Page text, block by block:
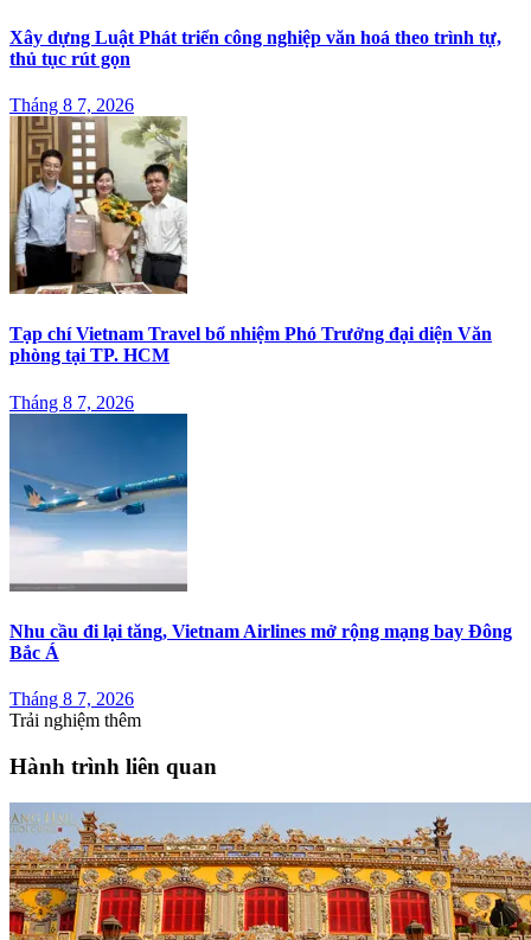
Xây dựng Luật Phát triển công nghiệp văn hoá theo trình tự,
thủ tục rút gọn
Tháng 8 7, 2026
Tạp chí Vietnam Travel bổ nhiệm Phó Trưởng đại diện Văn
phòng tại TP. HCM
Tháng 8 7, 2026
Nhu cầu đi lại tăng, Vietnam Airlines mở rộng mạng bay Đông
Bắc Á
Tháng 8 7, 2026
Trải nghiệm thêm
Hành trình liên quan